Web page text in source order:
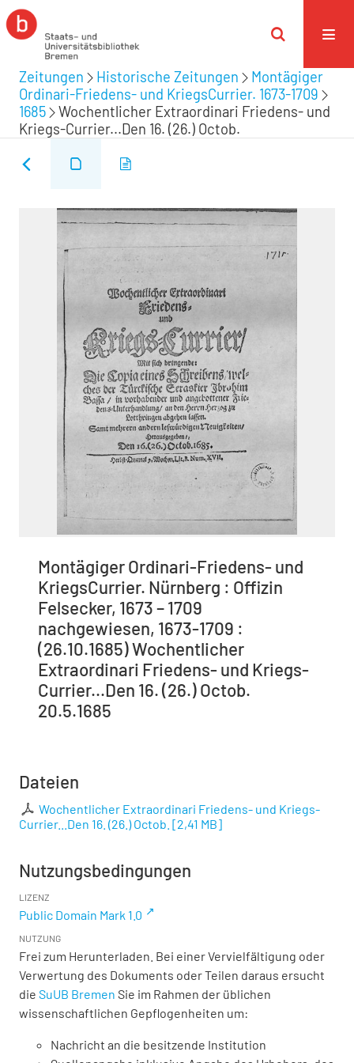
Zeitungen Historische Zeitungen
Montägiger
Ordinari-Friedens- und KriegsCurrier. 1673-1709
1685
Wochentlicher Extraordinari Friedens- und
Kriegs-Currier...Den 16. (26.) Octob.
Montägiger Ordinari-Friedens- und
KriegsCurrier. Nürnberg : Offizin
Felsecker, 1673 – 1709
nachgewiesen, 1673-1709 :
(26.10.1685) Wochentlicher
Extraordinari Friedens- und Kriegs-
Currier...Den 16. (26.) Octob.
20.5.1685
Dateien
Wochentlicher Extraordinari Friedens- und Kriegs-
Currier...Den 16. (26.) Octob. [2,41 MB]
Nutzungsbedingungen
LIZENZ
Public Domain Mark 1.0
NUTZUNG
Frei zum Herunterladen. Bei einer Vervielfältigung oder
Verwertung des Dokuments oder Teilen daraus ersucht
die SuUB Bremen Sie im Rahmen der üblichen
wissenschaftlichen Gepflogenheiten um:
Nachricht an die besitzende Institution